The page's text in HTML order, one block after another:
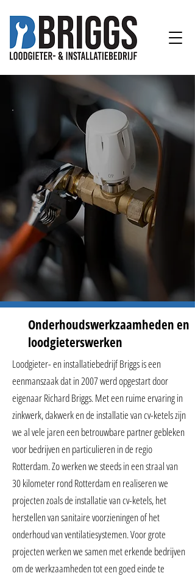
010-2122252
Onderhoudswerkzaamheden en
loodgieterswerken
Loodgieter- en installatiebedrijf Briggs is een
eenmanszaak dat in 2007 werd opgestart door
eigenaar Richard Briggs. Met een ruime ervaring in
zinkwerk, dakwerk en de installatie van cv-ketels zijn
we al vele jaren een betrouwbare partner gebleken
voor bedrijven en particulieren in de regio
Rotterdam. Zo werken we steeds in een straal van
30 kilometer rond Rotterdam en realiseren we
projecten zoals de installatie van cv-ketels, het
herstellen van sanitaire voorzieningen of het
onderhoud van ventilatiesystemen. Voor grote
projecten werken we samen met erkende bedrijven
om de werkzaamheden tot een goed einde te